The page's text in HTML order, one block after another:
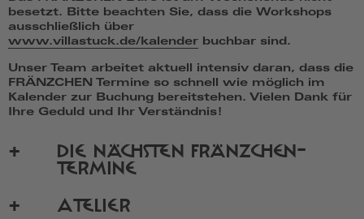
besetzt. Bitte beachten Sie, dass die Workshops
ausschließlich über
www.villastuck.de/kalender buchbar sind.
Unser Team arbeitet aktuell intensiv daran, dass die
FRÄNZCHEN Termine so schnell wie möglich im
Kalender zur Buchung bereitstehen. Vielen Dank für
Ihre Geduld und Ihr Verständnis!
DIE NÄCHSTEN FRÄNZCHEN-
TERMINE
ATELIER